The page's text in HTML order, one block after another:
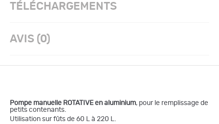
TÉLÉCHARGEMENTS
AVIS (0)
Pompe manuelle ROTATIVE en aluminium, pour le remplissage de
petits contenants.
Utilisation sur fûts de 60 L à 220 L.